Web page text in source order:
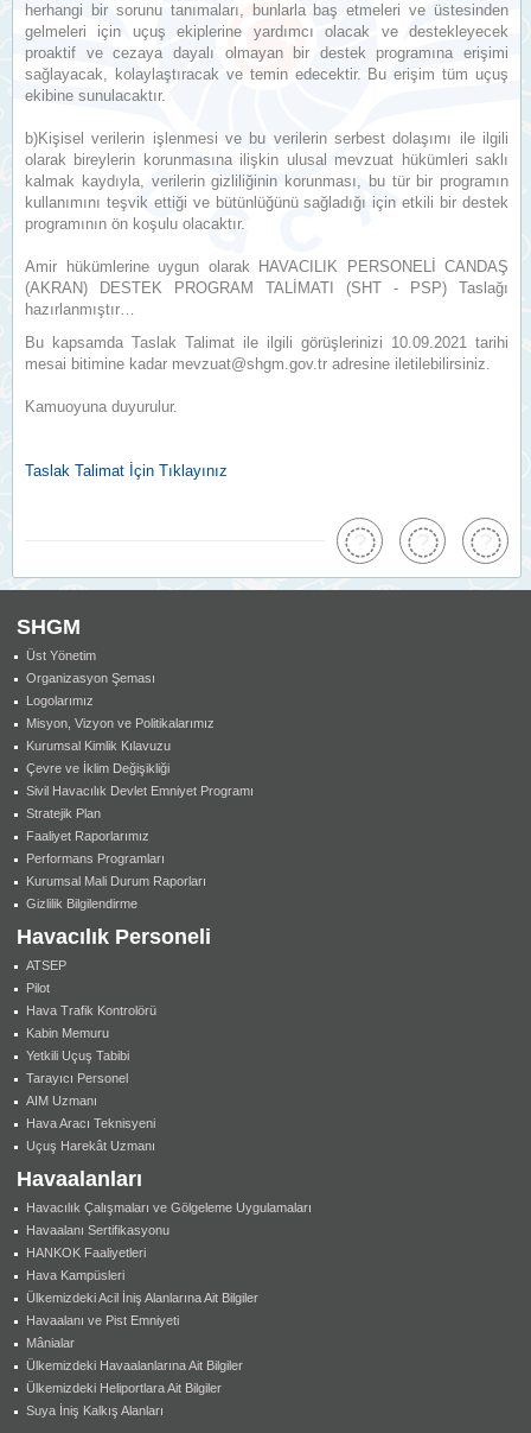
herhangi bir sorunu tanımaları, bunlarla baş etmeleri ve üstesinden
gelmeleri için uçuş ekiplerine yardımcı olacak ve destekleyecek
proaktif ve cezaya dayalı olmayan bir destek programına erişimi
sağlayacak, kolaylaştıracak ve temin edecektir. Bu erişim tüm uçuş
ekibine sunulacaktır.
b)Kişisel verilerin işlenmesi ve bu verilerin serbest dolaşımı ile ilgili
olarak bireylerin korunmasına ilişkin ulusal mevzuat hükümleri saklı
kalmak kaydıyla, verilerin gizliliğinin korunması, bu tür bir programın
kullanımını teşvik ettiği ve bütünlüğünü sağladığı için etkili bir destek
programının ön koşulu olacaktır.
Amir hükümlerine uygun olarak HAVACILIK PERSONELİ CANDAŞ
(AKRAN) DESTEK PROGRAM TALİMATI (SHT - PSP) Taslağı
hazırlanmıştır…
Bu kapsamda Taslak Talimat ile ilgili görüşlerinizi 10.09.2021 tarihi
mesai bitimine kadar mevzuat@shgm.gov.tr adresine iletilebilirsiniz.
Kamuoyuna duyurulur.
Taslak Talimat İçin Tıklayınız
SHGM
Üst Yönetim
Organizasyon Şeması
Logolarımız
Misyon, Vizyon ve Politikalarımız
Kurumsal Kimlik Kılavuzu
Çevre ve İklim Değişikliği
Sivil Havacılık Devlet Emniyet Programı
Stratejik Plan
Faaliyet Raporlarımız
Performans Programları
Kurumsal Mali Durum Raporları
Gizlilik Bilgilendirme
Havacılık Personeli
ATSEP
Pilot
Hava Trafik Kontrolörü
Kabin Memuru
Yetkili Uçuş Tabibi
Tarayıcı Personel
AIM Uzmanı
Hava Aracı Teknisyeni
Uçuş Harekât Uzmanı
Havaalanları
Havacılık Çalışmaları ve Gölgeleme Uygulamaları
Havaalanı Sertifikasyonu
HANKOK Faaliyetleri
Hava Kampüsleri
Ülkemizdeki Acil İniş Alanlarına Ait Bilgiler
Havaalanı ve Pist Emniyeti
Mânialar
Ülkemizdeki Havaalanlarına Ait Bilgiler
Ülkemizdeki Heliportlara Ait Bilgiler
Suya İniş Kalkış Alanları